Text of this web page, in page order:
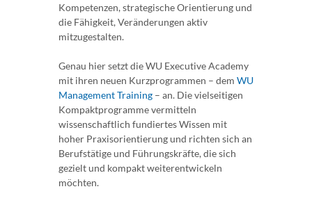
Kompetenzen, strategische Orientierung und
die Fähigkeit, Veränderungen aktiv
mitzugestalten.
Genau hier setzt die WU Executive Academy
mit ihren neuen Kurzprogrammen – dem WU
Management Training – an. Die vielseitigen
Kompaktprogramme vermitteln
wissenschaftlich fundiertes Wissen mit
hoher Praxisorientierung und richten sich an
Berufstätige und Führungskräfte, die sich
gezielt und kompakt weiterentwickeln
möchten.